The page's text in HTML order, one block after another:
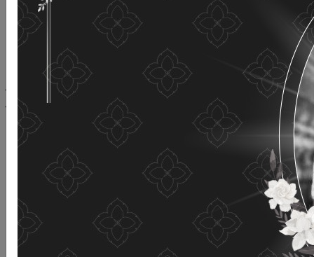
ขนาดตัวอักษรปกติ
ความคมชัดสูง
ความคมชัดเชิงลบ
ความคมชัดปกติ
เปิดอ่านด้วยเสียง
ปิดอ่านด้วยเสียง
ผังเว็บไซต์
เว็บไซต์นี้ใช้คุกกี้ (Cookies)
กรมกิจการผู้สูงอายุ
ให้ความสำคัญต่อข้อมูลส่วนบุคคลของ
ท่าน เพื่อการพัฒนาและปรับปรุงเว็บไซต์ หากท่านใช้บริการ
เว็บไซต์นี้โดยไม่มีการปรับตั้งค่าใดๆ แสดงว่าท่านยินยอมที่จะ
รับคุกกี้บนเว็บไซต์ และนโยบายสิทธิส่วนบุคคลของเรา
ดูรายละเอียด ยอมรับทั้งหมด